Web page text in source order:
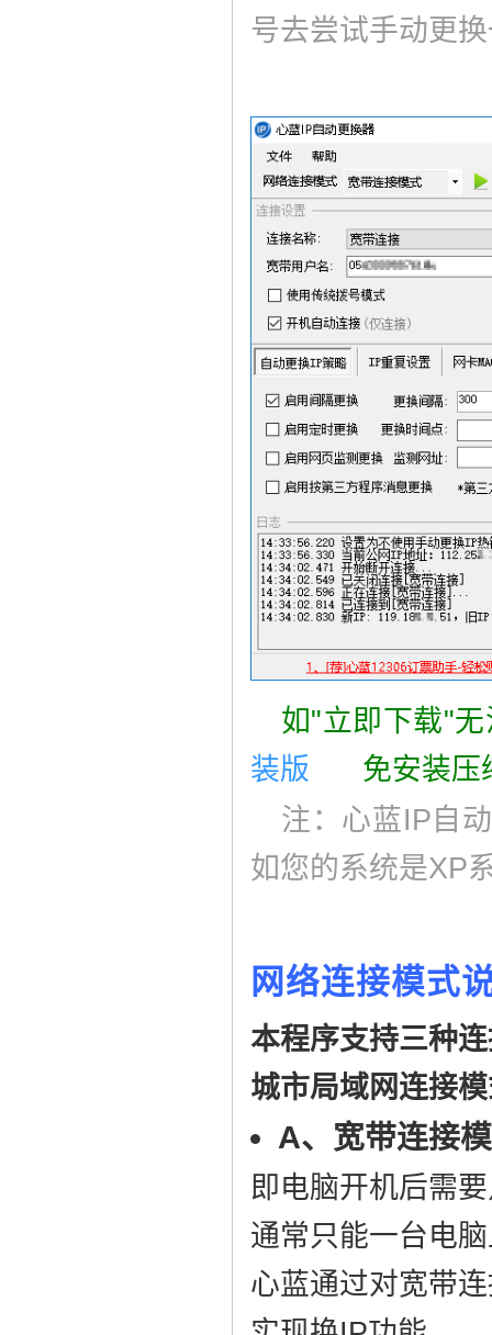
号去尝试手动更
如"立即下载"
装版 免安装压
注：心蓝IP自
如您的系统是
网络连接模式
本程序支持三种
城市局域网连接
A、宽带连接
即电脑开机后需
通常只能一台电
心蓝通过对宽带